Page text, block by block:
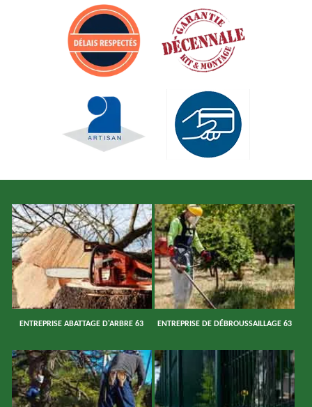
ENTREPRISE ABATTAGE D'ARBRE 63 ENTREPRISE DE DÉBROUSSAILLAGE 63